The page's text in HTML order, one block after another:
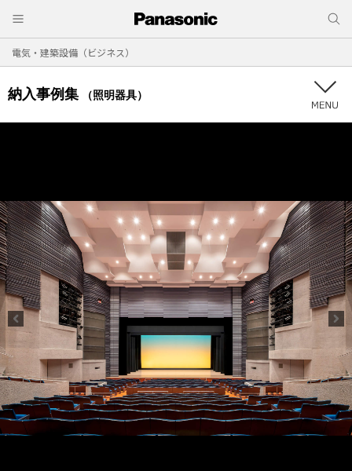
電気・建築設備（ビジネス）
納入事例集 （照明器具）